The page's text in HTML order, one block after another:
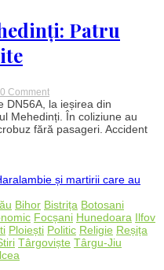
credințeiPatru
0 Commenton
Accident
grav
în
Mehedinți:
fost
DN56A, la ieșirea din
Mehedinți. În coliziune au
fără pasageri. Accident
Bihor Bistrița Botosani
Focșani Hunedoara Ilfov
Ploiești Politic Religie Reșița
Târgoviște Târgu-Jiu